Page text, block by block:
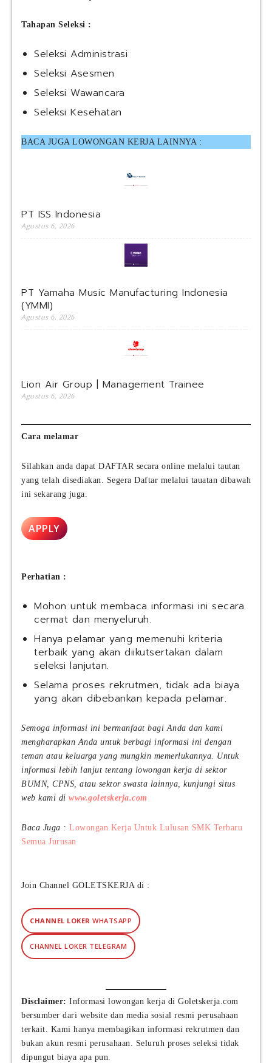
Tahapan Seleksi :
Seleksi Administrasi
Seleksi Asesmen
Seleksi Wawancara
Seleksi Kesehatan
BACA JUGA LOWONGAN KERJA LAINNYA :
PT ISS Indonesia
Agustus 6, 2026
PT Yamaha Music Manufacturing Indonesia
(YMMI)
Agustus 6, 2026
Lion Air Group | Management Trainee
Agustus 6, 2026
Cara melamar
Silahkan anda dapat DAFTAR secara online melalui tautan
yang telah disediakan. Segera Daftar melalui tauatan dibawah
ini sekarang juga.
APPLY
Perhatian :
Mohon untuk membaca informasi ini secara
cermat dan menyeluruh.
Hanya pelamar yang memenuhi kriteria
terbaik yang akan diikutsertakan dalam
seleksi lanjutan.
Selama proses rekrutmen, tidak ada biaya
yang akan dibebankan kepada pelamar.
Semoga informasi ini bermanfaat bagi Anda dan kami
mengharapkan Anda untuk berbagi informasi ini dengan
teman atau keluarga yang mungkin memerlukannya. Untuk
informasi lebih lanjut tentang lowongan kerja di sektor
BUMN, CPNS, atau sektor swasta lainnya, kunjungi situs
web kami di www.goletskerja.com
Baca Juga : Lowongan Kerja Untuk Lulusan SMK Terbaru
Semua Jurusan
Join Channel GOLETSKERJA di :
CHANNEL LOKER WHATSAPP
CHANNEL LOKER TELEGRAM
Disclaimer: Informasi lowongan kerja di Goletskerja.com
bersumber dari website dan media sosial resmi perusahaan
terkait. Kami hanya membagikan informasi rekrutmen dan
bukan akun resmi perusahaan. Seluruh proses seleksi tidak
dipungut biaya apa pun.